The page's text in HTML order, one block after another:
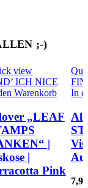
;-)
view
ICH NICE
Warenkorb
„LEAF
|
|
Pink
In